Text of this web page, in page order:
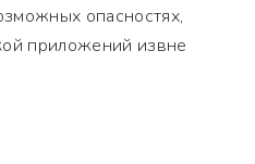
опасностях,
приложений извне